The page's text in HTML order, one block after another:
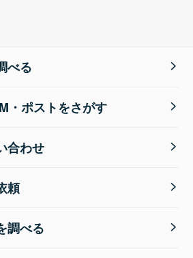
べる
・ポストをさがす
合わせ
頼
調べる